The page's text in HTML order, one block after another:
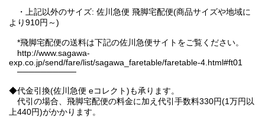
・上記以外のサイズ: 佐川急便 飛脚宅配便(商品サイズや地域に
より910円～)
*飛脚宅配便の送料は下記の佐川急便サイトをご覧ください。
http://www.sagawa-
exp.co.jp/send/fare/list/sagawa_faretable/faretable-4.html#ft01
──────────
◆代金引換(佐川急便 eコレクト)も承ります。
代引の場合、飛脚宅配便の料金に加え代引手数料330円(1万円以
上440円)がかかります。